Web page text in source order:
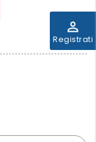
perm_identity
Registrati